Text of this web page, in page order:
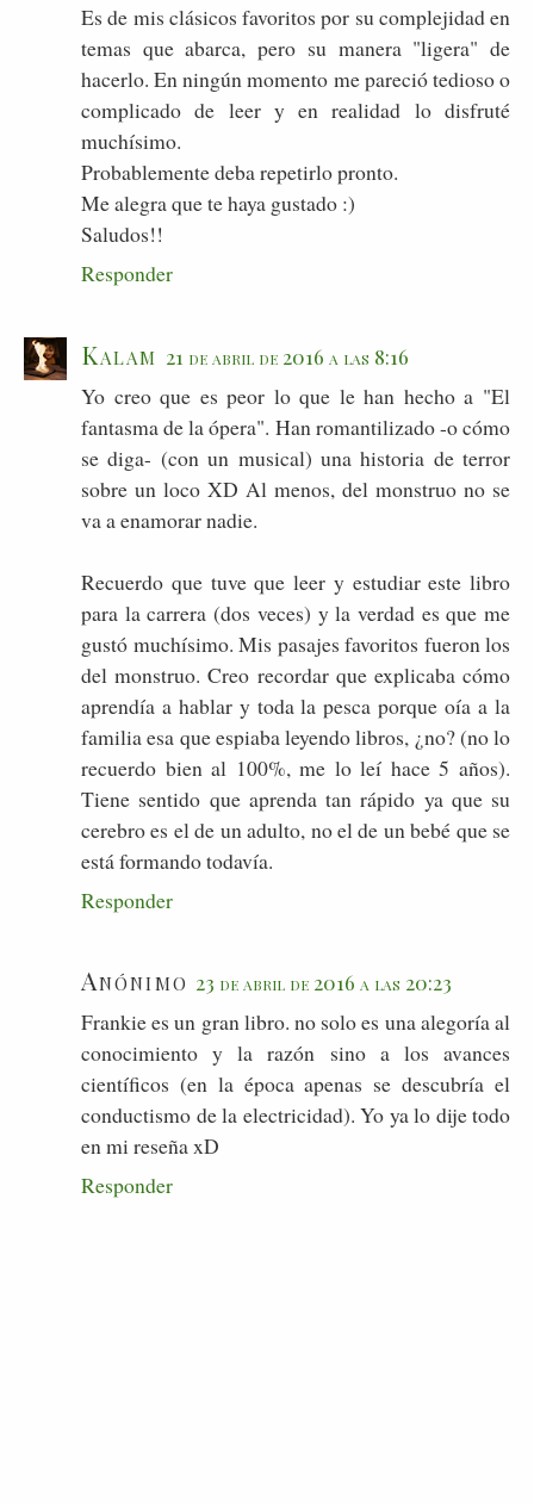
Es de mis clásicos favoritos por su complejidad en
temas que abarca, pero su manera "ligera" de
hacerlo. En ningún momento me pareció tedioso o
complicado de leer y en realidad lo disfruté
muchísimo.
Probablemente deba repetirlo pronto.
Me alegra que te haya gustado :)
Saludos!!
Responder
Kalam 21 de abril de 2016 a las 8:16
Yo creo que es peor lo que le han hecho a "El
fantasma de la ópera". Han romantilizado -o cómo
se diga- (con un musical) una historia de terror
sobre un loco XD Al menos, del monstruo no se
va a enamorar nadie.
Recuerdo que tuve que leer y estudiar este libro
para la carrera (dos veces) y la verdad es que me
gustó muchísimo. Mis pasajes favoritos fueron los
del monstruo. Creo recordar que explicaba cómo
aprendía a hablar y toda la pesca porque oía a la
familia esa que espiaba leyendo libros, ¿no? (no lo
recuerdo bien al 100%, me lo leí hace 5 años).
Tiene sentido que aprenda tan rápido ya que su
cerebro es el de un adulto, no el de un bebé que se
está formando todavía.
Responder
Anónimo 23 de abril de 2016 a las 20:23
Frankie es un gran libro. no solo es una alegoría al
conocimiento y la razón sino a los avances
científicos (en la época apenas se descubría el
conductismo de la electricidad). Yo ya lo dije todo
en mi reseña xD
Responder